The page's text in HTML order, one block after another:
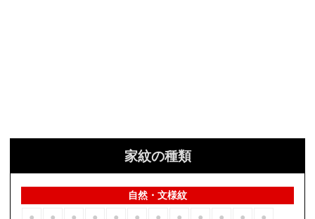
家紋の種類
自然・文様紋